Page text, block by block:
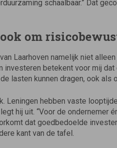
schaalbaar.” Dat
om
Laarhoven namelijk niet
investeren betekent voor mij
lasten kunnen dragen, ook als
Leningen hebben vaste
hij uit. “Voor de ondernemer
dat goedbedoelde
kant van de tafel.